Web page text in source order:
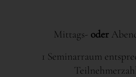
Mittags- oder
1 Seminarraum